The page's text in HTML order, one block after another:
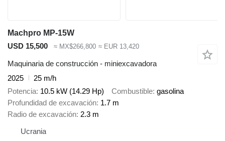
Machpro MP-15W
USD 15,500
≈ MX$266,800 ≈ EUR 13,420
Maquinaria de construcción - miniexcavadora
2025
25 m/h
Potencia 10.5 kW (14.29 Hp) Combustible gasolina
Profundidad de excavación 1.7 m
Radio de excavación 2.3 m
Ucrania